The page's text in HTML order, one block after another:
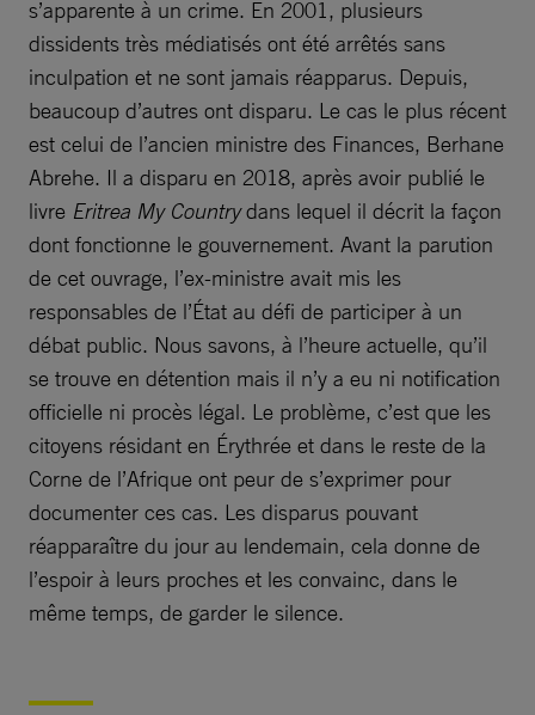
s’apparente à un crime. En 2001, plusieurs
dissidents très médiatisés ont été arrêtés sans
inculpation et ne sont jamais réapparus. Depuis,
beaucoup d’autres ont disparu. Le cas le plus récent
est celui de l’ancien ministre des Finances, Berhane
Abrehe. Il a disparu en 2018, après avoir publié le
livre Eritrea My Countrydans lequel il décrit la façon
dont fonctionne le gouvernement. Avant la parution
de cet ouvrage, l’ex-ministre avait mis les
responsables de l’État au défi de participer à un
débat public. Nous savons, à l’heure actuelle, qu’il
se trouve en détention mais il n’y a eu ni notification
officielle ni procès légal. Le problème, c’est que les
citoyens résidant en Érythrée et dans le reste de la
Corne de l’Afrique ont peur de s’exprimer pour
documenter ces cas. Les disparus pouvant
réapparaître du jour au lendemain, cela donne de
l’espoir à leurs proches et les convainc, dans le
même temps, de garder le silence.